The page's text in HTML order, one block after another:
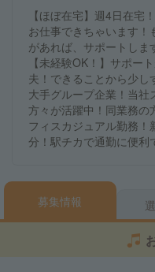
【ほぼ在宅】週4日在宅
お仕事できちゃいます！
があれば、サポートしま
【未経験OK！】サポー
夫！できることから少し
大手グループ企業！当社
方々が活躍中！同業務の
フィスカジュアル勤務
分！駅チカで通勤に便利
募集情報